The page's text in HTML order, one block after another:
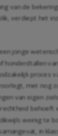
van de
verdiept het
jonge
met nog
van eigen
behoeft
weinig te
in